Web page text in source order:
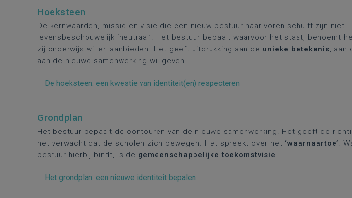
Hoeksteen
De kernwaarden, missie en visie die een nieuw bestuur naar voren schuift zijn niet
levensbeschouwelijk ‘neutraal’. Het bestuur bepaalt waarvoor het staat, benoemt
zij onderwijs willen aanbieden. Het geeft uitdrukking aan de unieke betekenis, aan
aan de nieuwe samenwerking wil geven.
De hoeksteen: een kwestie van identiteit(en) respecteren
Grondplan
Het bestuur bepaalt de contouren van de nieuwe samenwerking. Het geeft de
het verwacht dat de scholen zich bewegen. Het spreekt over het ‘waarnaartoe’.
bestuur hierbij bindt, is de gemeenschappelijke toekomstvisie.
Het grondplan: een nieuwe identiteit bepalen